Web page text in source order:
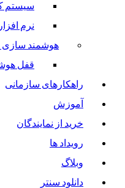
سیستم
نرم
هوشمند
قفل
راهکارهای سازمانی
آموزش
خرید از نمایندگان
رویداد ها
وبلاگ
دانلود سنتر